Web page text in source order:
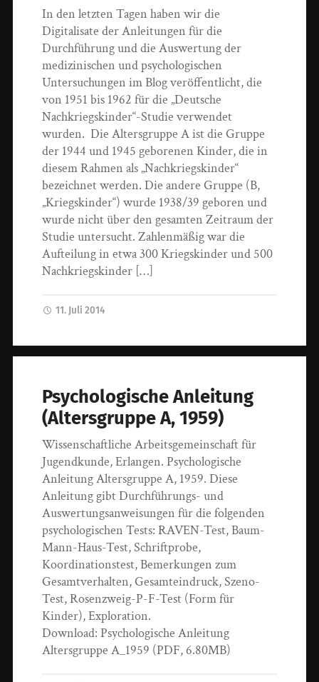
In den letzten Tagen haben wir die
Digitalisate der Anleitungen für die
Durchführung und die Auswertung der
medizinischen und psychologischen
Untersuchungen im Blog veröffentlicht, die
von 1951 bis 1962 für die „Deutsche
Nachkriegskinder“-Studie verwendet
wurden. Die Altersgruppe A ist die Gruppe
der 1944 und 1945 geborenen Kinder, die in
diesem Rahmen als „Nachkriegskinder“
bezeichnet werden. Die andere Gruppe (B,
„Kriegskinder“) wurde 1938/39 geboren und
wurde nicht über den gesamten Zeitraum der
Studie untersucht. Zahlenmäßig war die
Aufteilung in etwa 300 Kriegskinder und 500
Nachkriegskinder […]
11. Juli 2014
Psychologische Anleitung
(Altersgruppe A, 1959)
Wissenschaftliche Arbeitsgemeinschaft für
Jugendkunde, Erlangen. Psychologische
Anleitung Altersgruppe A, 1959. Diese
Anleitung gibt Durchführungs- und
Auswertungsanweisungen für die folgenden
psychologischen Tests: RAVEN-Test, Baum-
Mann-Haus-Test, Schriftprobe,
Koordinationstest, Bemerkungen zum
Gesamtverhalten, Gesamteindruck, Szeno-
Test, Rosenzweig-P-F-Test (Form für
Kinder), Exploration.
Download: Psychologische Anleitung
Altersgruppe A_1959 (PDF, 6.80MB)